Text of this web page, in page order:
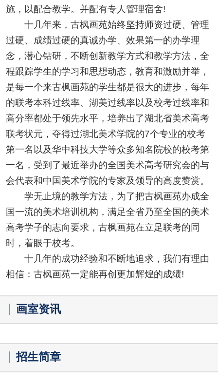
施，以配合教学。并配有专人管理宿舍!
十几年来，古枫画苑始终坚持师资过硬、管理
过硬、成绩过硬的真诚办学、效果第一的办学理
念，潜心钻研，不断创新教学方式和教学方法，全
程跟踪学生的学习和思想动态，教育和激励并举，
是每一个来古枫画苑的学生都是很大的进步，每年
的联考本科过线率、湖美过线率以及校考过线率和
高分率都处于领先水平，培养出了湖北省美术高考
联考状元，夺得过湖北美术学院的7个专业的校考
第一名以及华中科技大学等众多知名院校的校考第
一名，受到了最近举办的全国美术高考研究会的与
会代表和中国美术学院的专家及领导的高度赞赏。
学无止境的教学方法，为了把古枫画苑办成全
国一流的美术培训机构，满足全省乃至全国的美术
高考学子的志向要求，古枫画苑在立足联考的同
时，着眼于校考。
十几年的成功经验和不断地追求，我们有理由
相信：古枫画苑一定能再创更加辉煌的成绩!
画室资讯
招生简章